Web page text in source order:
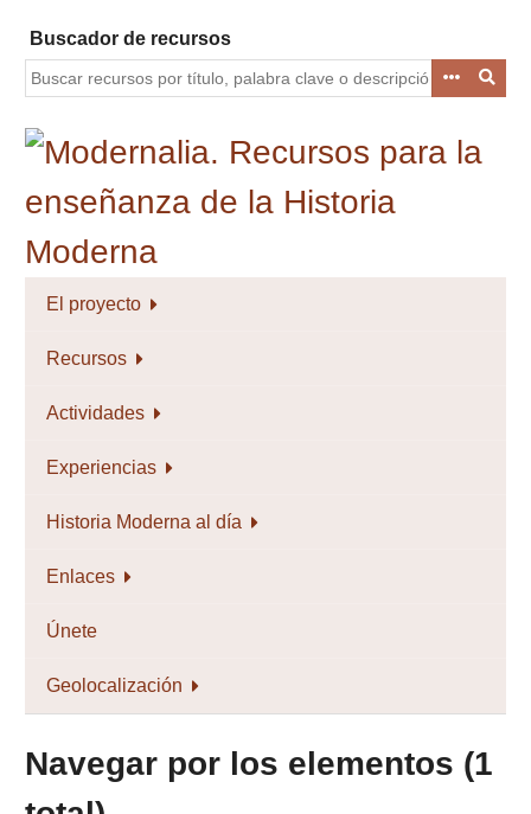
contenido
principal
Buscador de recursos
El proyecto
Recursos
Actividades
Experiencias
Historia Moderna al día
Enlaces
Únete
Geolocalización
Navegar por los elementos (1